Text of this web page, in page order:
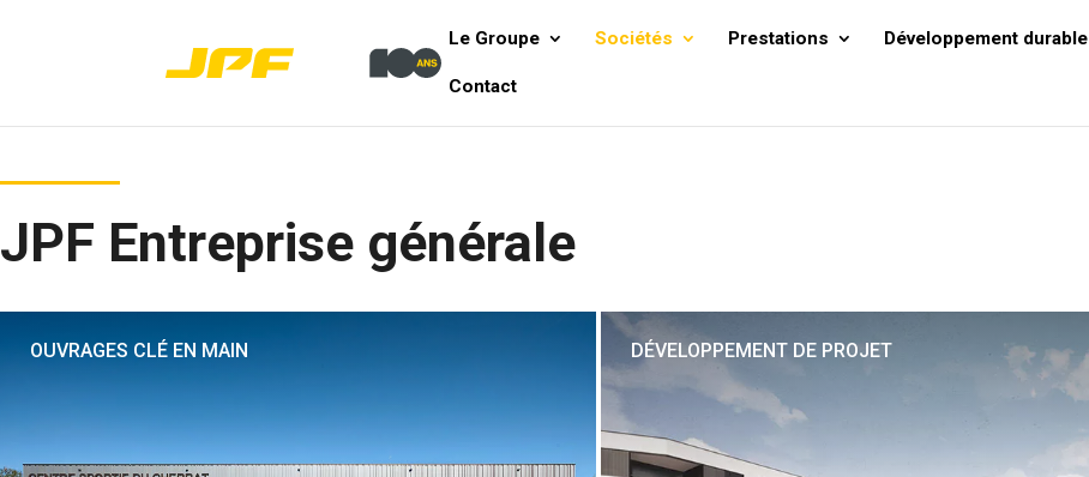
Le Groupe Sociétés Prestations Développement durable
Contact
JPF Entreprise générale
OUVRAGES CLÉ EN MAIN DÉVELOPPEMENT DE PROJET